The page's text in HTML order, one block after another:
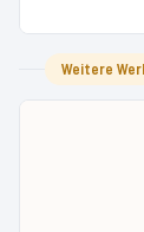
Weitere